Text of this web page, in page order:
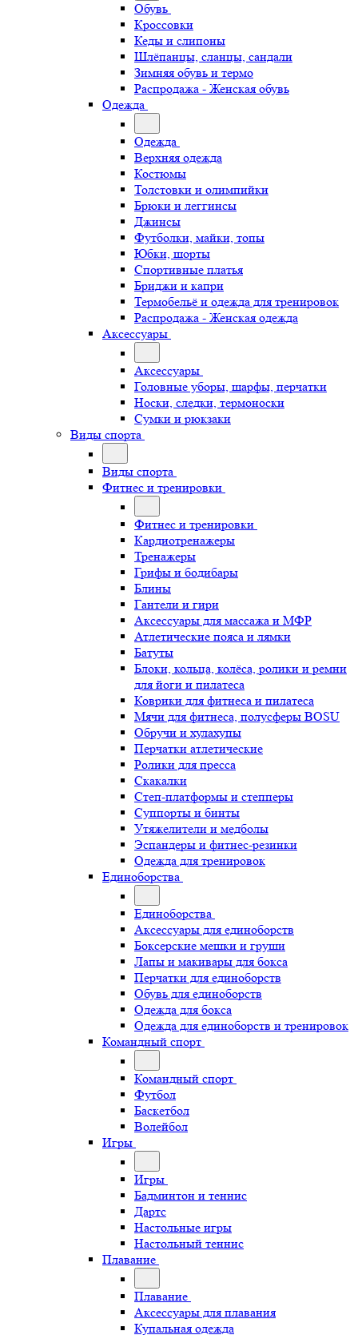
Обувь
Кроссовки
Кеды и слипоны
Шлёпанцы, сланцы, сандали
Зимняя обувь и термо
Распродажа - Женская обувь
Одежда
Одежда
Верхняя одежда
Костюмы
Толстовки и олимпийки
Брюки и леггинсы
Джинсы
Футболки, майки, топы
Юбки, шорты
Спортивные платья
Бриджи и капри
Термобельё и одежда для тренировок
Распродажа - Женская одежда
Аксессуары
Аксессуары
Головные уборы, шарфы, перчатки
Носки, следки, термоноски
Сумки и рюкзаки
Виды спорта
Виды спорта
Фитнес и тренировки
Фитнес и тренировки
Кардиотренажеры
Тренажеры
Грифы и бодибары
Блины
Гантели и гири
Аксессуары для массажа и МФР
Атлетические пояса и лямки
Батуты
Блоки, кольца, колёса, ролики и ремни
для йоги и пилатеса
Коврики для фитнеса и пилатеса
Мячи для фитнеса, полусферы BOSU
Обручи и хулахупы
Перчатки атлетические
Ролики для пресса
Скакалки
Степ-платформы и степперы
Суппорты и бинты
Утяжелители и медболы
Эспандеры и фитнес-резинки
Одежда для тренировок
Единоборства
Единоборства
Аксессуары для единоборств
Боксерские мешки и груши
Лапы и макивары для бокса
Перчатки для единоборств
Обувь для единоборств
Одежда для бокса
Одежда для единоборств и тренировок
Командный спорт
Командный спорт
Футбол
Баскетбол
Волейбол
Игры
Игры
Бадминтон и теннис
Дартс
Настольные игры
Настольный теннис
Плавание
Плавание
Аксессуары для плавания
Купальная одежда